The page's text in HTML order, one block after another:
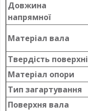
Довжина
напрямної
Матеріал вала
Твердість поверхні
Матеріал опори
Тип загартування
Поверхня вала